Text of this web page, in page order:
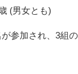
(男女とも)
参加され、3組